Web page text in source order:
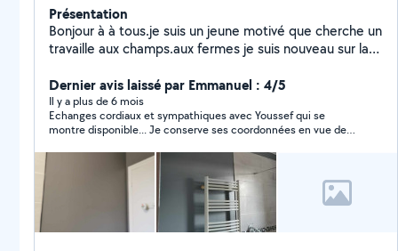
Présentation
Bonjour à à tous.je suis un jeune motivé que cherche un
travaille aux champs.aux fermes je suis nouveau sur la
vous rependre avec sms vous pouvez me cantacter sur
mon fcb youssef gzaiel
Dernier avis laissé par Emmanuel : 4/5
Il y a plus de 6 mois
Echanges cordiaux et sympathiques avec Youssef qui se
montre disponible... Je conserve ses coordonnées en vue de